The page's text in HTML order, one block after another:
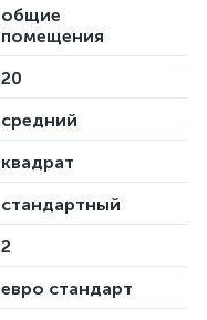
общие
помещения
20
средний
квадрат
стандартный
2
евро стандарт